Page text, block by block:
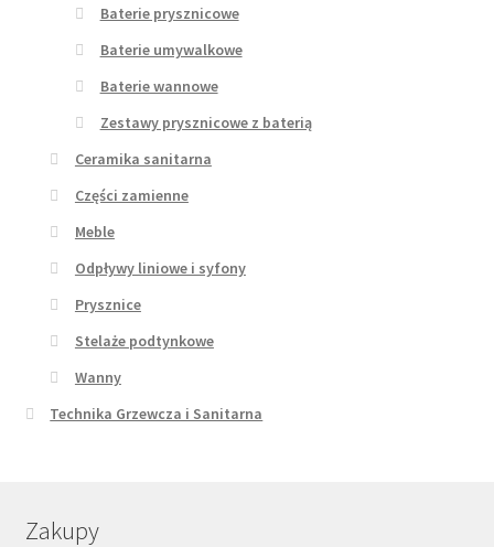
Baterie prysznicowe
Baterie umywalkowe
Baterie wannowe
Zestawy prysznicowe z baterią
Ceramika sanitarna
Części zamienne
Meble
Odpływy liniowe i syfony
Prysznice
Stelaże podtynkowe
Wanny
Technika Grzewcza i Sanitarna
Zakupy